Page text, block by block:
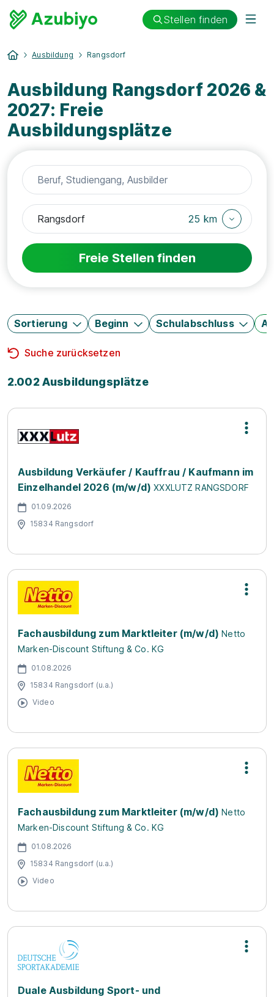
Stellen finden
Ausbildung Rangsdorf
Ausbildung Rangsdorf 2026 &
2027: Freie
Ausbildungsplätze
25 km
Freie Stellen finden
Sortierung Beginn Schulabschluss
Suche zurücksetzen
2.002 Ausbildungsplätze
Ausbildung Verkäufer / Kauffrau / Kaufmann im
Einzelhandel 2026 (m/w/d) XXXLUTZ RANGSDORF
01.09.2026
15834 Rangsdorf
Fachausbildung zum Marktleiter (m/w/d) Netto
Marken-Discount Stiftung & Co. KG
01.08.2026
15834 Rangsdorf (u.a.)
Video
Fachausbildung zum Marktleiter (m/w/d) Netto
Marken-Discount Stiftung & Co. KG
01.08.2026
15834 Rangsdorf (u.a.)
Video
Duale Ausbildung Sport- und